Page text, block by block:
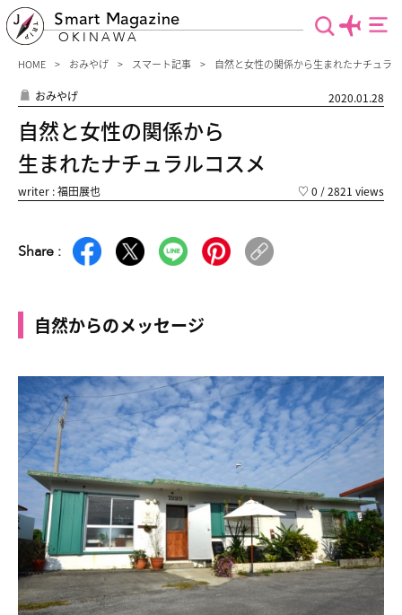
Smart Magazine
OKINAWA
HOME おみやげ スマート記事 自然と女性の関係から生まれたナチュラ
おみやげ 2020.01.28
自然と女性の関係から
生まれたナチュラルコスメ
writer : 福田展也 ♡ 0 / 2821 views
Share :
自然からのメッセージ